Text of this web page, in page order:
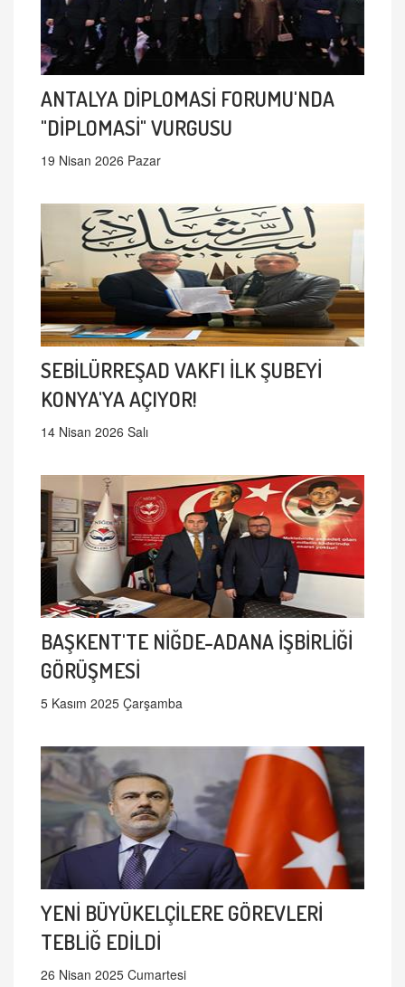
ANTALYA DİPLOMASİ FORUMU'NDA
"DİPLOMASİ" VURGUSU
19 Nisan 2026 Pazar
SEBİLÜRREŞAD VAKFI İLK ŞUBEYİ
KONYA'YA AÇIYOR!
14 Nisan 2026 Salı
BAŞKENT'TE NİĞDE-ADANA İŞBİRLİĞİ
GÖRÜŞMESİ
5 Kasım 2025 Çarşamba
YENİ BÜYÜKELÇİLERE GÖREVLERİ
TEBLİĞ EDİLDİ
26 Nisan 2025 Cumartesi